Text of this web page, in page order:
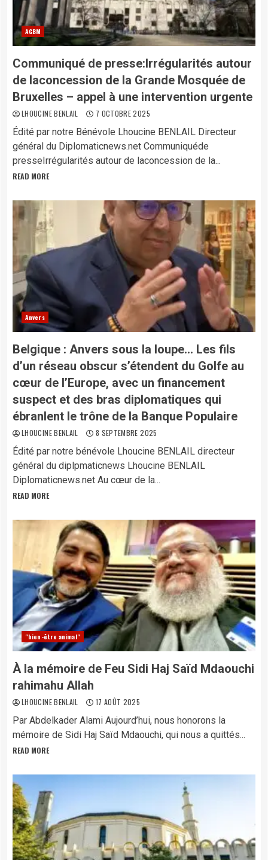
AGBM
Communiqué de presse:Irrégularités autour
de laconcession de la Grande Mosquée de
Bruxelles – appel à une intervention urgente
LHOUCINE BENLAIL 7 OCTOBRE 2025
Édité par notre Bénévole Lhoucine BENLAIL Directeur
général du Diplomaticnews.net Communiquéde
presseIrrégularités autour de laconcession de la...
READ MORE
Anvers
Belgique : Anvers sous la loupe… Les fils
d’un réseau obscur s’étendent du Golfe au
cœur de l’Europe, avec un financement
suspect et des bras diplomatiques qui
ébranlent le trône de la Banque Populaire
LHOUCINE BENLAIL 8 SEPTEMBRE 2025
Édité par notre bénévole Lhoucine BENLAIL directeur
général du diplpmaticnews Lhoucine BENLAIL
Diplomaticnews.net Au cœur de la...
READ MORE
"bien-être animal"
À la mémoire de Feu Sidi Haj Saïd Mdaouchi
rahimahu Allah
LHOUCINE BENLAIL 17 AOÛT 2025
Par Abdelkader Alami Aujourd’hui, nous honorons la
mémoire de Sidi Haj Saïd Mdaouchi, qui nous a quittés...
READ MORE